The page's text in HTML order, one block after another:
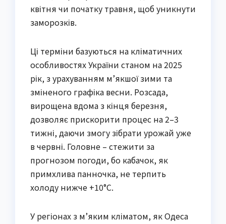
квітня чи початку травня, щоб уникнути
заморозків.
Ці терміни базуються на кліматичних
особливостях України станом на 2025
рік, з урахуванням м’якшої зими та
зміненого графіка весни. Розсада,
вирощена вдома з кінця березня,
дозволяє прискорити процес на 2–3
тижні, даючи змогу зібрати урожай уже
в червні. Головне – стежити за
прогнозом погоди, бо кабачок, як
примхлива панночка, не терпить
холоду нижче +10°C.
У регіонах з м’яким кліматом, як Одеса